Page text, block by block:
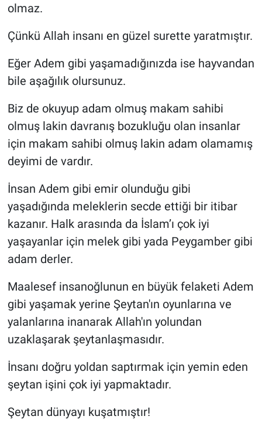
olmaz.
Çünkü Allah insanı en güzel surette yaratmıştır.
Eğer Adem gibi yaşamadığınızda ise hayvandan
bile aşağılık olursunuz.
Biz de okuyup adam olmuş makam sahibi
olmuş lakin davranış bozukluğu olan insanlar
için makam sahibi olmuş lakin adam olamamış
deyimi de vardır.
İnsan Adem gibi emir olunduğu gibi
yaşadığında meleklerin secde ettiği bir itibar
kazanır. Halk arasında da İslam’ı çok iyi
yaşayanlar için melek gibi yada Peygamber gibi
adam derler.
Maalesef insanoğlunun en büyük felaketi Adem
gibi yaşamak yerine Şeytan'ın oyunlarına ve
yalanlarına inanarak Allah'ın yolundan
uzaklaşarak şeytanlaşmasıdır.
İnsanı doğru yoldan saptırmak için yemin eden
şeytan işini çok iyi yapmaktadır.
Şeytan dünyayı kuşatmıştır!